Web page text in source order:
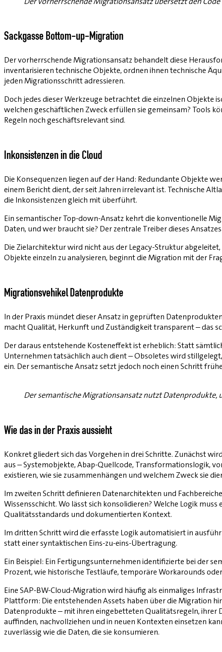
Sackgasse Bottom-up-Migration
Der vorherrschende Migrationsansatz behandelt diese
inventarisieren technische Ob­jekte, ordnen ihnen technische
jeden Migrationsschritt adressieren.
Doch jedes dieser Werkzeuge betrachtet die einzelnen Objekte
welchen geschäftlichen Zweck erfüllen sie gemeinsam? Tools
Regeln noch geschäftsrelevant sind.
Inkonsistenzen in die Cloud
Die Konsequenzen liegen auf der Hand: Redundante Objekte
einem Bericht dient, der seit Jahren irrelevant ist. Technische
die Inkonsistenzen gleich mit überführt.
Ein semantischer Top-down-Ansatz kehrt die konventionelle
Daten, und wer braucht sie? Der zentrale Treiber dieses
Die Zielarchitektur wird nicht aus der Legacy-Struktur
Objekte einzeln zu analysieren, beginnt die Migration mit der
Migrationsvehikel Datenprodukte
In der Praxis mündet dieser Ansatz in geprüften
macht Qualität, Herkunft und Zuständigkeit transparent – das
Der daraus entstehende Kosteneffekt ist erheblich: Statt
Unternehmen tatsächlich auch dient – Obsoletes wird
ein. Der semantische Ansatz setzt jedoch noch einen Schritt
Der semantische Migrationsansatz nutzt
Wie das in der Praxis aussieht
Konkret gliedert sich das Vorgehen in drei Schritte. Zunächst
aus – Systemobjekte, Abap-Quellcode, Transformationslogik,
existieren, wie sie zusammenhängen und welchem Zweck sie
Im zweiten Schritt definieren Daten­architekten und
Wissensschicht. Wo lässt sich konsolidieren? Welche Logik
Qualitätsstandards und dokumentierten Kontext.
Im dritten Schritt wird die erfasste ­Logik automatisiert in
statt einer syntaktischen Eins-zu-eins-Übertragung.
Ein Beispiel: Ein Fertigungsunternehmen identifizierte bei der
Prozent, wie historische Testläufe, temporäre Workarounds
Eine SAP-BW-Cloud-Migration wird häufig als einmaliges
Plattform: Die entstehenden Assets haben über die Migration
Datenprodukte – mit ihren eingebetteten Qualitätsregeln, ihrer
auffinden, nachvollziehen und in neuen Kontexten einsetzen
zuverlässig wie die ­Daten, die sie konsumieren.